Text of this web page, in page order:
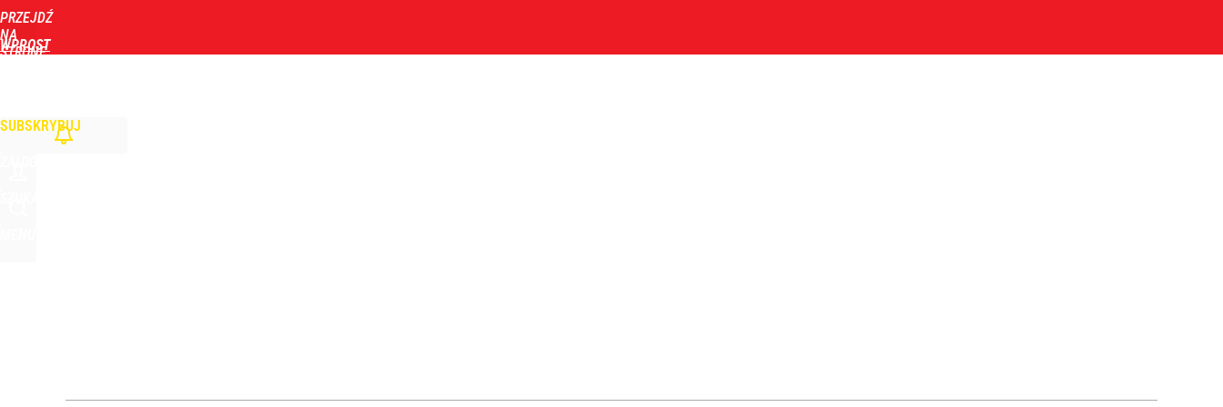
PRZEJDŹ
NA
STRONĘ
WPROST
SUBSKRYBUJ
2